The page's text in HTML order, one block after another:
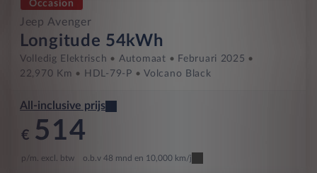
Occasion
Jeep Avenger
Longitude 54kWh
Volledig Elektrisch Automaat
Februari 2025
22,970 Km
HDL-79-P Volcano Black
All-inclusive prijs
€ 514
p/m. excl. btw o.b.v 48 mnd en 10,000 km/j